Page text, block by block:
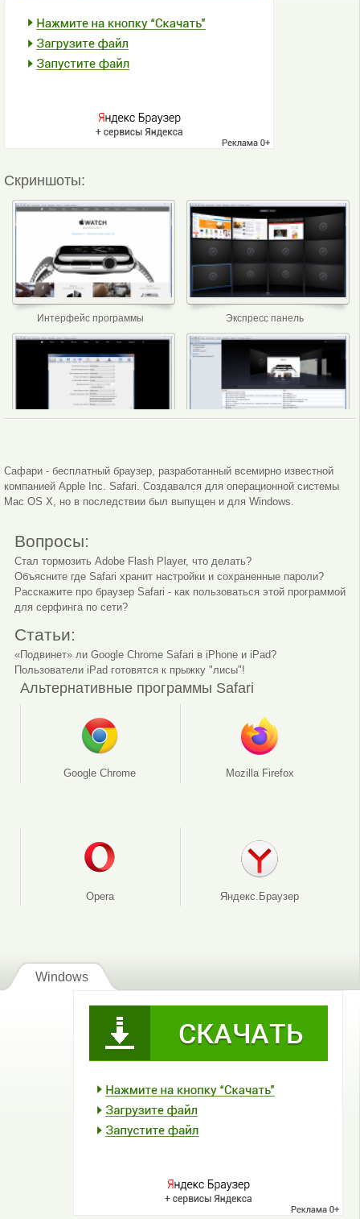
Скриншоты:
Интерфейс программы Экспресс панель
Сафари - бесплатный браузер, разработанный всемирно известной
компанией Apple Inc. Safari. Cоздавался для операционной системы
Mac OS X, но в последствии был выпущен и для Windows.
Вопросы:
Стал тормозить Adobe Flash Player, что делать?
Объясните где Safari хранит настройки и сохраненные пароли?
Расскажите про браузер Safari - как пользоваться этой программой
для серфинга по сети?
Статьи:
«Подвинет» ли Google Chrome Safari в iPhone и iPad?
Пользователи iPad готовятся к прыжку "лисы"!
Альтернативные программы Safari
Google Chrome Mozilla Firefox
Opera Яндекс.Браузер
Windows